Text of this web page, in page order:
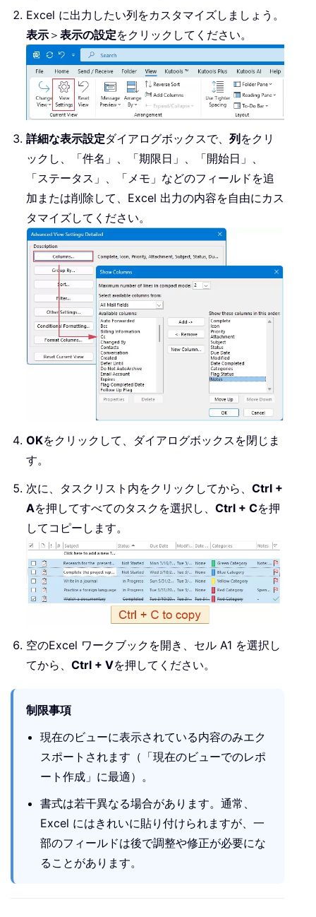
Excel に出力したい列をカスタマイズしましょう。
表示 ＞ 表示の設定をクリックしてください。
詳細な表示設定ダイアログボックスで、 列をクリ
ックし、「件名」、「期限日」、「開始日」、
「ステータス」、「メモ」などのフィールドを追
加または削除して、Excel 出力の内容を自由にカス
タマイズしてください。
OKをクリックして、ダイアログボックスを閉じま
す。
次に、タスクリスト内をクリックしてから、 Ctrl +
Aを押してすべてのタスクを選択し、 Ctrl + Cを押
してコピーします。
空のExcel ワークブックを開き、セル A1 を選択し
てから、 Ctrl + Vを押してください。
制限事項
現在のビューに表示されている内容のみエク
スポートされます（「現在のビューでのレポ
ート作成」に最適）。
書式は若干異なる場合があります。通常、
Excel にはきれいに貼り付けられますが、一
部のフィールドは後で調整や修正が必要にな
ることがあります。